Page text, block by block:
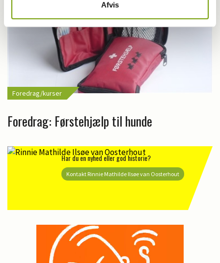
Afvis
Foredrag/kurser
Foredrag: Førstehjælp til hunde
Har du en nyhed eller god historie?
Kontakt Rinnie Mathilde Ilsøe van Oosterhout